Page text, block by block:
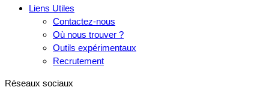
Liens Utiles
Contactez-nous
Où nous trouver ?
Outils expérimentaux
Recrutement
Réseaux sociaux